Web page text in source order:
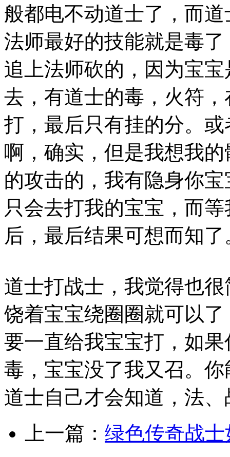
般都电不动道士了，而
法师最好的技能就是毒
追上法师砍的，因为宝
去，有道士的毒，火符
打，最后只有挂的分。
啊，确实，但是我想我
的攻击的，我有隐身你
只会去打我的宝宝，而
后，最后结果可想而知了
道士打战士，我觉得也
饶着宝宝绕圈圈就可以
要一直给我宝宝打，如
毒，宝宝没了我又召。
道士自己才会知道，法
上一篇： 绿色传奇战